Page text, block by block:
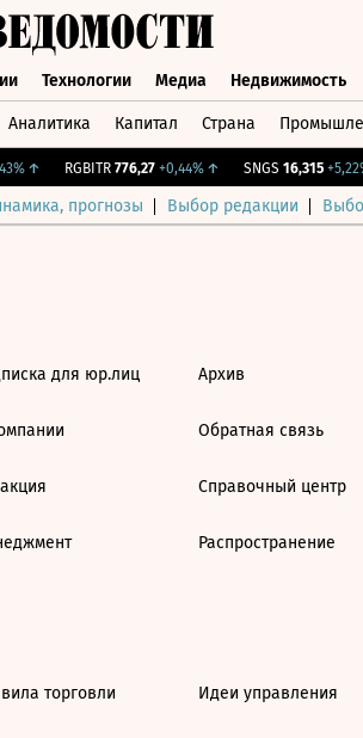
Технологии Медиа Недвижимость
Аналитика Капитал Страна
↑ RGBITR 776,27 +0,44%↑ SNGS 16,315 +5,22%
прогнозы Выбор редакции
для юр.лиц Архив
Обратная связь
Справочный центр
Распространение
торговли Идеи управления